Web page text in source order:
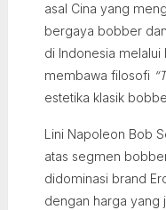
asal Cina yang
bergaya bobber
di Indonesia melalui
membawa filosofi
estetika klasik
Lini Napoleon Bob
atas segmen
didominasi brand
dengan harga yang